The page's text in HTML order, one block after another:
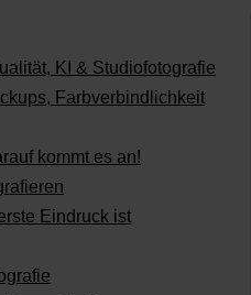
KI & Studiofotografie
Farbverbindlichkeit
kommt es an!
Eindruck ist